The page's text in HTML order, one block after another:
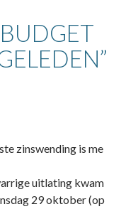
zinswending is me
uitlating kwam
29 oktober (op